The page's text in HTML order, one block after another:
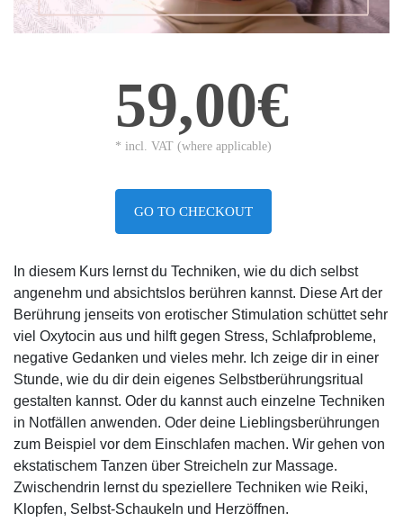
59,00€
* incl. VAT (where applicable)
GO TO CHECKOUT
In diesem Kurs lernst du Techniken, wie du dich selbst
angenehm und absichtslos berühren kannst. Diese Art der
Berührung jenseits von erotischer Stimulation schüttet sehr
viel Oxytocin aus und hilft gegen Stress, Schlafprobleme,
negative Gedanken und vieles mehr. Ich zeige dir in einer
Stunde, wie du dir dein eigenes Selbstberührungsritual
gestalten kannst. Oder du kannst auch einzelne Techniken
in Notfällen anwenden. Oder deine Lieblingsberührungen
zum Beispiel vor dem Einschlafen machen. Wir gehen von
ekstatischem Tanzen über Streicheln zur Massage.
Zwischendrin lernst du speziellere Techniken wie Reiki,
Klopfen, Selbst-Schaukeln und Herzöffnen.